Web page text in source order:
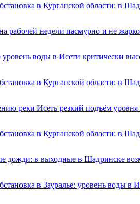
в Курганской области: в
рабочей недели пасмурно и не жарко
воды в Исети критически
в Курганской области: в
реки Исеть резкий подъём
в Курганской области: в
дожди: в выходные в Шадринске
в Зауралье: уровень воды в